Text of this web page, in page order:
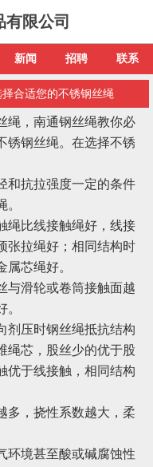
限公司
新闻 招聘 联系
合适您的不锈钢丝绳
绳，南通钢丝绳教你必
锈钢丝绳。在选择不锈
和抗拉强度一定的条件
绳比线接触绳好，线接
张拉绳好；相同结构时
芯绳好。
与滑轮或卷筒接触面越
剂压时钢丝绳抵抗结构
绳芯，股丝少的优于股
优于线接触，相同结构
多，挠性系数越大，柔
环境甚至酸或碱腐蚀性